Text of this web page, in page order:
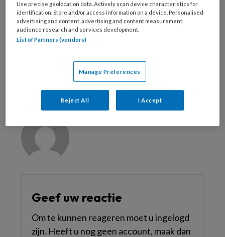
Al abonnee?Log dan in
Reageer op dit artikel Deel dit artikel
Geef uw reactie
Om te kunnen reageren moet u ingelogd
zijn. Heeft u nog geen account, maak dan
Use precise geolocation data. Actively scan device characteristics for
identification. Store and/or access information on a device. Personalised
advertising and content, advertising and content measurement,
audience research and services development.
List of Partners (vendors)
Manage Preferences
Reject All I Accept